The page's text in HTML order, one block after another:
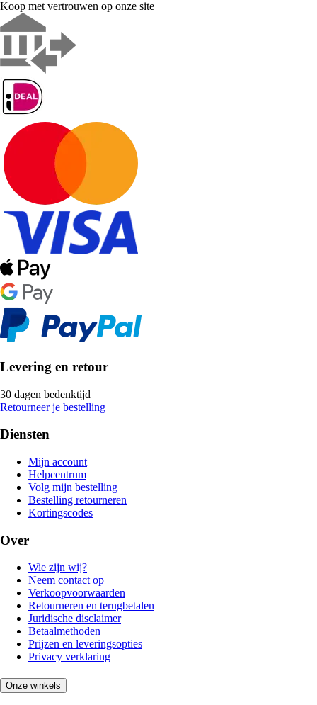
Koop met vertrouwen op onze site
Levering en retour
30 dagen bedenktijd
Retourneer je bestelling
Diensten
Mijn account
Helpcentrum
Volg mijn bestelling
Bestelling retourneren
Kortingscodes
Over
Wie zijn wij?
Neem contact op
Verkoopvoorwaarden
Retourneren en terugbetalen
Juridische disclaimer
Betaalmethoden
Prijzen en leveringsopties
Privacy verklaring
Onze winkels